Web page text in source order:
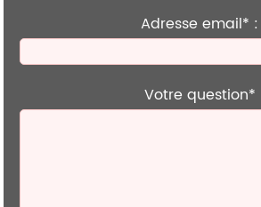
Adresse email* :
Votre question*